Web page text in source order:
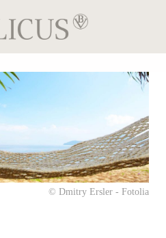
© Dmitry Ersler - Fotolia